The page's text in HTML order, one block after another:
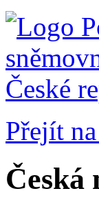
Přejít
Česká